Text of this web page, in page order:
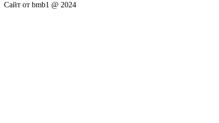
Сайт от bmb1 @ 2024